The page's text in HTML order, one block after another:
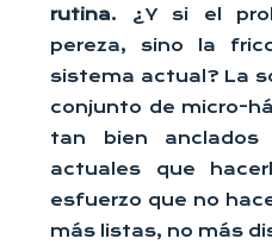
rutina. ¿Y si el
pereza, sino la
sistema actual? La
conjunto de micro-
tan bien
actuales que
esfuerzo que no
más listas, no más